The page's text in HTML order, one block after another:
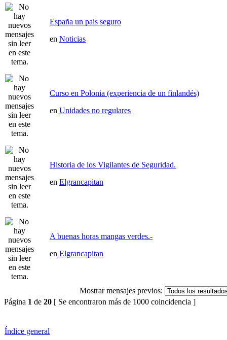
España un pais seguro
en Noticias
Curso en Polonia (experiencia de un finlandés)
en Unidades no regulares
Historia de los Vigilantes de Seguridad.
en Elgrancapitan
A buenas horas mangas verdes.-
en Elgrancapitan
Mostrar mensajes previos:
Página 1 de 20 [ Se encontraron más de 1000 coincidencia ]
Índice general